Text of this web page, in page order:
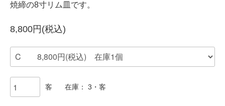
焼締の8寸リム皿です。
8,800円(税込)
客 在庫： 3・客